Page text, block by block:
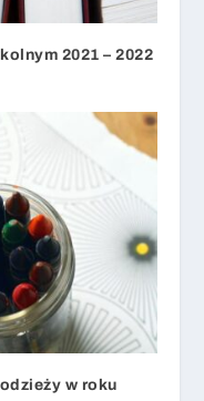
2021 – 2022
w roku